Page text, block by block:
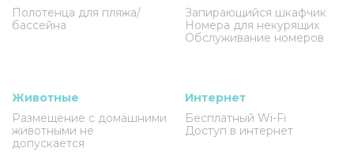
Полотенца для пляжа/
бассейна
Запирающийся шкафчик
Номера для некурящих
Обслуживание номеров
Животные
Размещение с домашними
животными не
допускается
Интернет
Бесплатный Wi-Fi
Доступ в интернет